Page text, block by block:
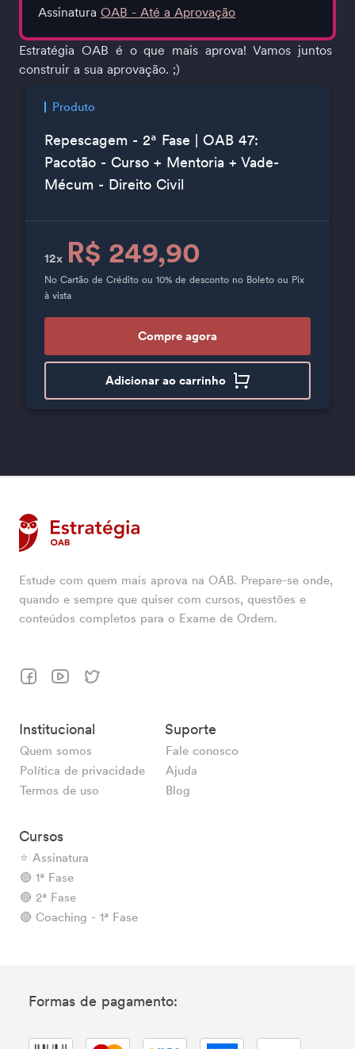
Assinatura OAB - Até a Aprovação
Estratégia OAB é o que mais aprova! Vamos juntos
construir a sua aprovação. ;)
Produto
Repescagem - 2ª Fase | OAB 47:
Pacotão - Curso + Mentoria + Vade-
Mécum - Direito Civil
12x R$ 249,90
No Cartão de Crédito ou 10% de desconto no Boleto ou Pix
à vista
Compre agora
Adicionar ao carrinho
Estude com quem mais aprova na OAB. Prepare-se onde,
quando e sempre que quiser com cursos, questões e
conteúdos completos para o Exame de Ordem.
Institucional
Quem somos
Política de privacidade
Termos de uso
Suporte
Fale conosco
Ajuda
Blog
Cursos
⭐ Assinatura
🔴 1ª Fase
🔴 2ª Fase
🔴 Coaching - 1ª Fase
Formas de pagamento: